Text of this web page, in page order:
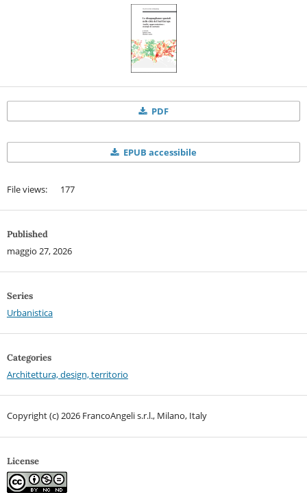
PDF
EPUB accessibile
File views: 177
Published
maggio 27, 2026
Series
Urbanistica
Categories
Architettura, design, territorio
Copyright (c) 2026 FrancoAngeli s.r.l., Milano, Italy
License